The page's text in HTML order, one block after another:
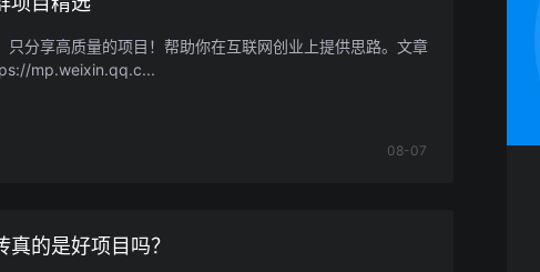
只分享高质量的项目！帮助你在互联网创业上提供思路。文章
mp.weixin.qq.c...
08-07
真的是好项目吗？